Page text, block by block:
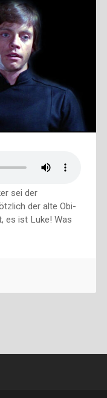
sei der
der alte Obi-
es ist Luke! Was